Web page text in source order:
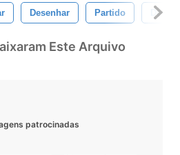
Desenhar Partido
Este Arquivo
patrocinadas